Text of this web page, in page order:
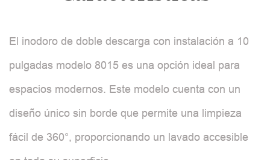
El inodoro de doble descarga con instalación a 10
pulgadas modelo 8015 es una opción ideal para
espacios modernos. Este modelo cuenta con un
diseño único sin borde que permite una limpieza
fácil de 360°, proporcionando un lavado accesible